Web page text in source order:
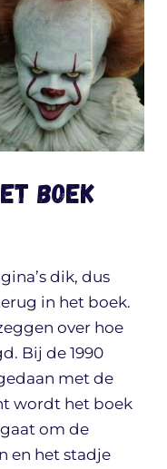
boek
dik, dus
in het boek.
over hoe
Bij de 1990
met de
wordt het boek
om de
en het stadje